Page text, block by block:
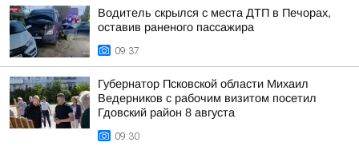
Водитель скрылся с места ДТП в Печорах,
оставив раненого пассажира
09:37
Губернатор Псковской области Михаил
Ведерников с рабочим визитом посетил
Гдовский район 8 августа
09:30